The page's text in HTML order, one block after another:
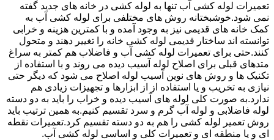
تعمیرات لوله کشی آب تنها به لوله کشی در خانه های جدید گفته
نمی شود.خوشبختانه روش های مختلفی برای لوله کشی آب به
کمک خانه های قدیمی نیز به وجود آمده و با کمترین هزینه و خرابی
توانسته اند ساختار قدیمی لوله کشی خانه را تغییر دهند و متحول
کنند.حتی برای تعمیرات لوله کشی آب و فاضلاب هم کمتر به سراغ
متدهای قبلی برای اصلاح لوله آسیب دیده می روند و با استفاده از
تکنیک ها و روش های نوین آسیب لوله اصلاح می شود که دیگر حتی
نیازی به تخریب و یا استفاده از از ابزارها و تجهیزات زیادی هم
ندارد.به صورت کلی لوله های آسیب دیده و خراب را باید به دو دسته
لوله فاضلابی و لوله آب گرم و سرد تقسیم کنیم.به همین ترتیب باید
روش تعمیر لوله کشی را هم به دو دسته تقسیم کرد.تعمیرات نقطه
ای و یا منطقه ای و تعمیرات کلی و اساسی لوله کشی آب.